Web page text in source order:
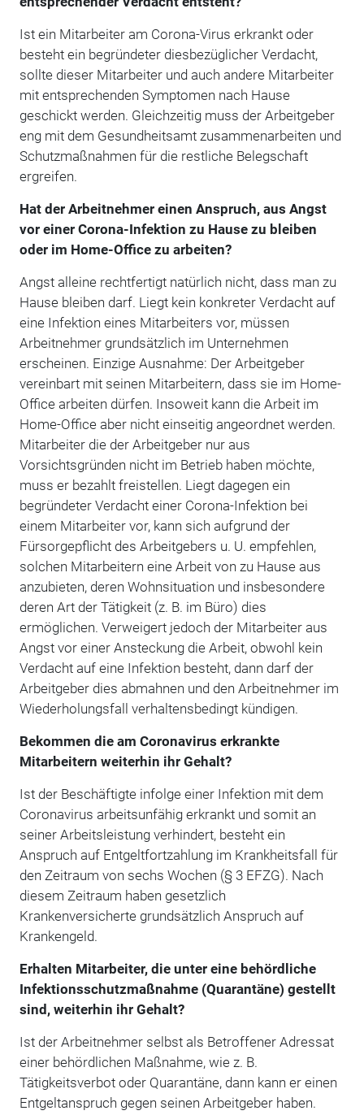
Ist ein Mitarbeiter am Corona-Virus erkrankt oder
besteht ein begründeter diesbezüglicher Verdacht,
sollte dieser Mitarbeiter und auch andere Mitarbeiter
mit entsprechenden Symptomen nach Hause
geschickt werden. Gleichzeitig muss der Arbeitgeber
eng mit dem Gesundheitsamt zusammenarbeiten und
Schutzmaßnahmen für die restliche Belegschaft
ergreifen.
Hat der Arbeitnehmer einen Anspruch, aus Angst
vor einer Corona-Infektion zu Hause zu bleiben
oder im Home-Office zu arbeiten?
Angst alleine rechtfertigt natürlich nicht, dass man zu
Hause bleiben darf. Liegt kein konkreter Verdacht auf
eine Infektion eines Mitarbeiters vor, müssen
Arbeitnehmer grundsätzlich im Unternehmen
erscheinen. Einzige Ausnahme: Der Arbeitgeber
vereinbart mit seinen Mitarbeitern, dass sie im Home-
Office arbeiten dürfen. Insoweit kann die Arbeit im
Home-Office aber nicht einseitig angeordnet werden.
Mitarbeiter die der Arbeitgeber nur aus
Vorsichtsgründen nicht im Betrieb haben möchte,
muss er bezahlt freistellen. Liegt dagegen ein
begründeter Verdacht einer Corona-Infektion bei
einem Mitarbeiter vor, kann sich aufgrund der
Fürsorgepflicht des Arbeitgebers u. U. empfehlen,
solchen Mitarbeitern eine Arbeit von zu Hause aus
anzubieten, deren Wohnsituation und insbesondere
deren Art der Tätigkeit (z. B. im Büro) dies
ermöglichen. Verweigert jedoch der Mitarbeiter aus
Angst vor einer Ansteckung die Arbeit, obwohl kein
Verdacht auf eine Infektion besteht, dann darf der
Arbeitgeber dies abmahnen und den Arbeitnehmer im
Wiederholungsfall verhaltensbedingt kündigen.
Bekommen die am Coronavirus erkrankte
Mitarbeitern weiterhin ihr Gehalt?
Ist der Beschäftigte infolge einer Infektion mit dem
Coronavirus arbeitsunfähig erkrankt und somit an
seiner Arbeitsleistung verhindert, besteht ein
Anspruch auf Entgeltfortzahlung im Krankheitsfall für
den Zeitraum von sechs Wochen (§ 3 EFZG). Nach
diesem Zeitraum haben gesetzlich
Krankenversicherte grundsätzlich Anspruch auf
Krankengeld.
Erhalten Mitarbeiter, die unter eine behördliche
Infektionsschutzmaßnahme (Quarantäne) gestellt
sind, weiterhin ihr Gehalt?
Ist der Arbeitnehmer selbst als Betroffener Adressat
einer behördlichen Maßnahme, wie z. B.
Tätigkeitsverbot oder Quarantäne, dann kann er einen
Entgeltanspruch gegen seinen Arbeitgeber haben.